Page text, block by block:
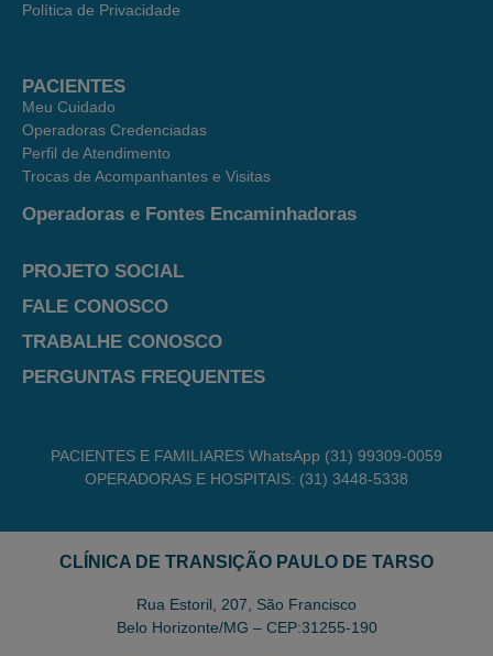
Política de Privacidade
PACIENTES
Meu Cuidado
Operadoras Credenciadas
Perfil de Atendimento
Trocas de Acompanhantes e Visitas
Operadoras e Fontes Encaminhadoras
PROJETO SOCIAL
FALE CONOSCO
TRABALHE CONOSCO
PERGUNTAS FREQUENTES
PACIENTES E FAMILIARES WhatsApp (31) 99309-0059
OPERADORAS E HOSPITAIS: (31) 3448-5338
CLÍNICA DE TRANSIÇÃO PAULO DE TARSO
Rua Estoril, 207, São Francisco
Belo Horizonte/MG – CEP:31255-190